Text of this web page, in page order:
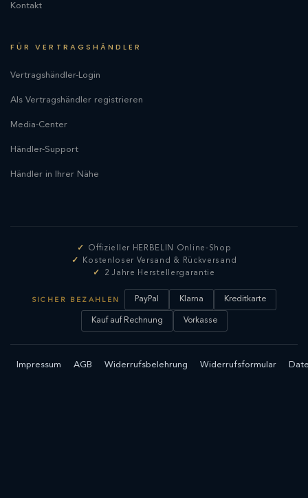
Kontakt
FÜR VERTRAGSHÄNDLER
Vertragshändler-Login
Als Vertragshändler registrieren
Media-Center
Händler-Support
Händler in Ihrer Nähe
Offizieller HERBELIN Online-Shop
Kostenloser Versand & Rückversand
2 Jahre Herstellergarantie
SICHER BEZAHLEN PayPal Klarna Kreditkarte
Kauf auf Rechnung Vorkasse
Impressum AGB Widerrufsbelehrung Widerrufsformular